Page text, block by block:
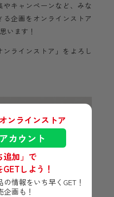
ンラインストア
カウント
追加」で
しよう！
情報をいち早くGET！
画も！
キャンペーンなど、みな
企画をオンラインストア
います！
ラインストア」をよろし